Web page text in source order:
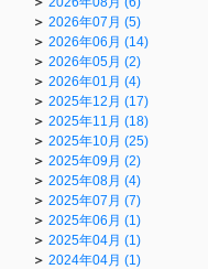
2026年07月 (5)
2026年06月 (14)
2026年05月 (2)
2026年01月 (4)
2025年12月 (17)
2025年11月 (18)
2025年10月 (25)
2025年09月 (2)
2025年08月 (4)
2025年07月 (7)
2025年06月 (1)
2025年04月 (1)
2024年04月 (1)